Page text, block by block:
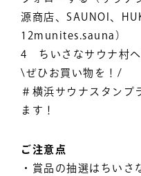
源商店、SAUNOI、
12munites.sauna）
4 ちいさなサウナ村へ
\ぜひお買い物を！/
＃横浜サウナスタン
ます！
ご注意点
・賞品の抽選はちいさ